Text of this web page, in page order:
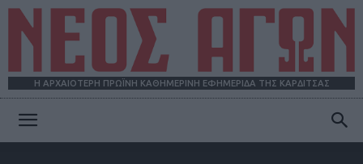
Η ΑΡΧΑΙΟΤΕΡΗ ΠΡΩΪΝΗ ΚΑΘΗΜΕΡΙΝΗ ΕΦΗΜΕΡΙΔΑ ΤΗΣ ΚΑΡΔΙΤΣΑΣ